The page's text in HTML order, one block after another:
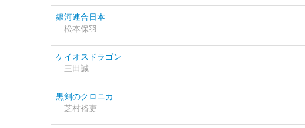
銀河連合日本
松本保羽
ケイオスドラゴン
三田誠
黒剣のクロニカ
芝村裕吏